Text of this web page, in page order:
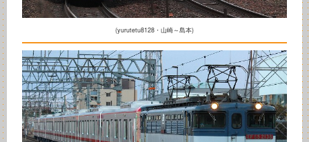
(yurutetu8128・山崎～島本)